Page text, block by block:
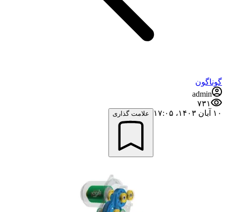
گوناگون
admin
۷۳۱
۱۰ آبان ۱۴۰۳،‏ ۱۷:۰۵
علامت گذاری